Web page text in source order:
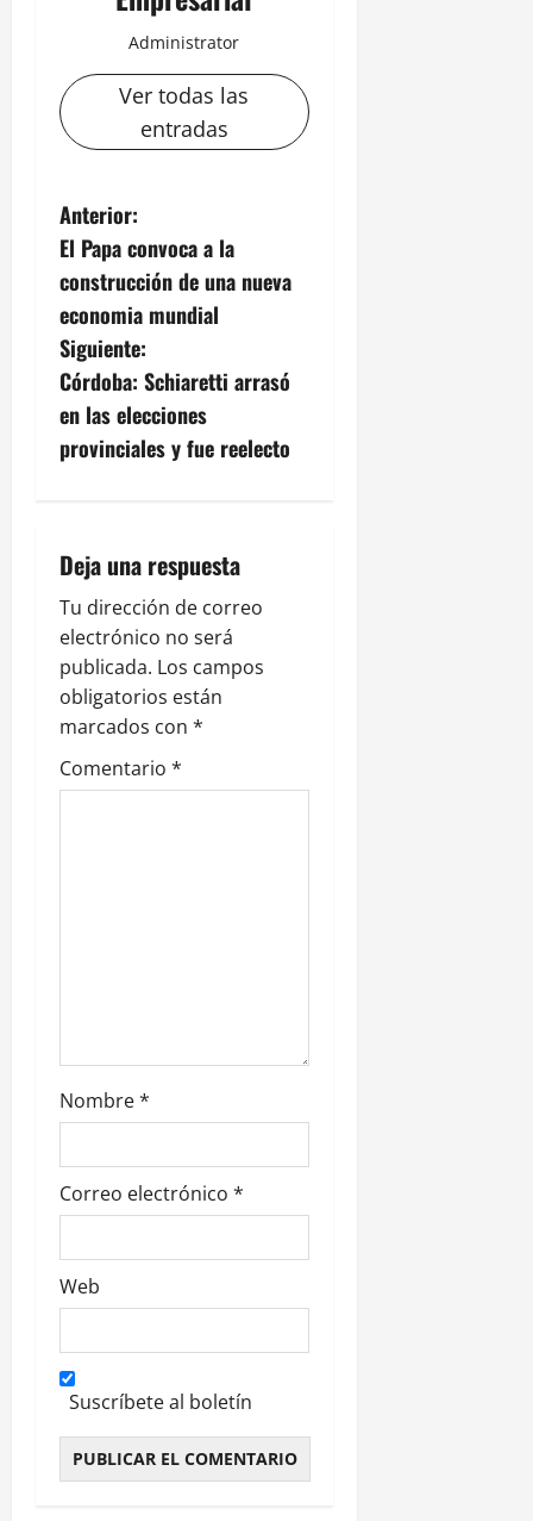
Administrator
Ver todas las
entradas
N
a
v
e
g
a
i
ó
n
d
e
d
a
s
Anterior:
El Papa convoca a la
construcción de una nueva
economia mundial
Siguiente:
Córdoba: Schiaretti arrasó
en las elecciones
provinciales y fue reelecto
Deja una respuesta
Tu dirección de correo
electrónico no será
publicada. Los campos
obligatorios están
marcados con *
Comentario *
Nombre*
Correo electrónico *
Web
Suscríbete al boletín